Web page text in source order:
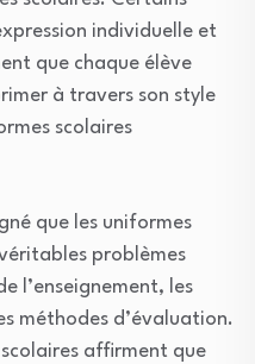
individuelle et
que chaque élève
à travers son style
scolaires
que les uniformes
problèmes
l’enseignement, les
méthodes d’évaluation.
affirment que